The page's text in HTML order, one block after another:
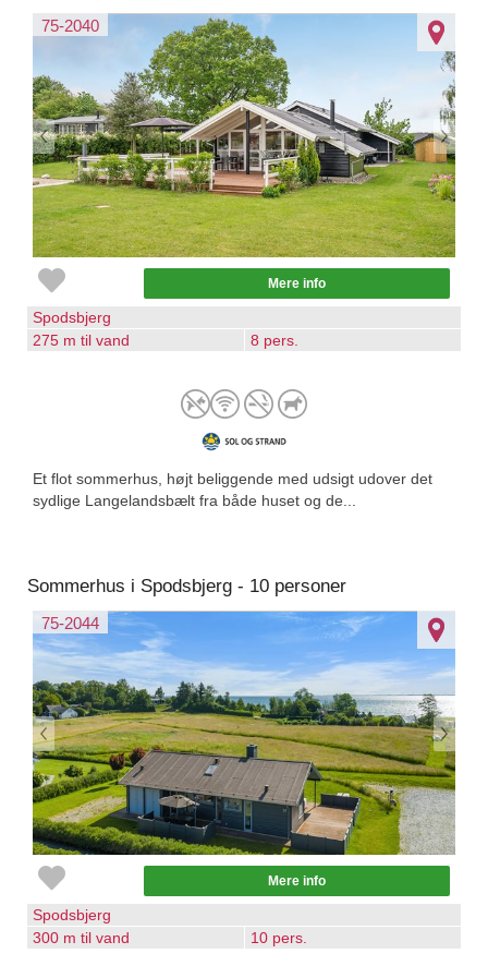
75-2040
Mere info
Spodsbjerg
275 m til vand
8 pers.
Et flot sommerhus, højt beliggende med udsigt udover det
sydlige Langelandsbælt fra både huset og de...
Sommerhus i Spodsbjerg - 10 personer
75-2044
Mere info
Spodsbjerg
300 m til vand
10 pers.